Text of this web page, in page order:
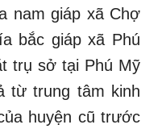
nam giáp xã Chợ
bắc giáp xã Phú
trụ sở tại Phú Mỹ
từ trung tâm kinh
huyện cũ trước